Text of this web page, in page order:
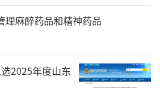
理麻醉药品和精神药品
2025年度山东